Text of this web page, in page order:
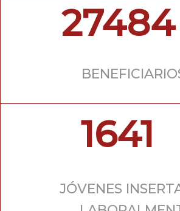
27484
1641
JÓVENES